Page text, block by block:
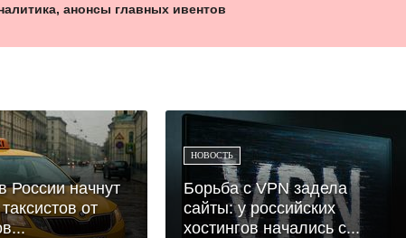
анонсы главных ивентов
России начнут
от
НОВОСТЬ
Борьба с VPN задела
сайты: у российских
хостингов начались с...